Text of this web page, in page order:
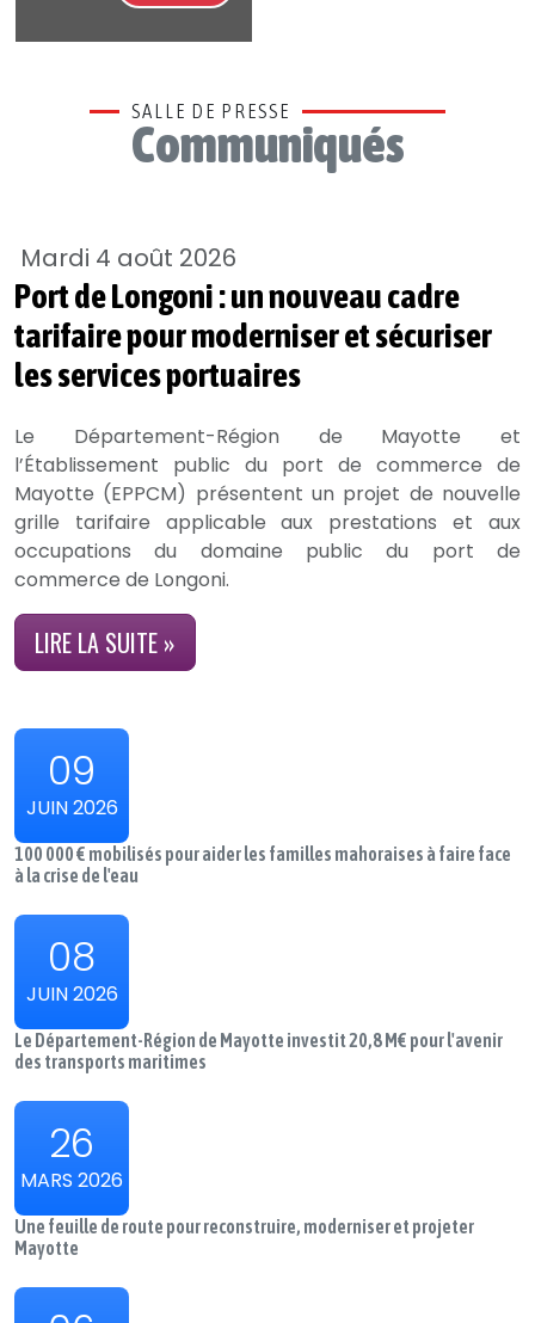
SALLE DE PRESSE
Communiqués
Mardi 4 août 2026
Port de Longoni : un nouveau cadre
tarifaire pour moderniser et sécuriser
les services portuaires
Le Département-Région de Mayotte et
l’Établissement public du port de commerce de
Mayotte (EPPCM) présentent un projet de nouvelle
grille tarifaire applicable aux prestations et aux
occupations du domaine public du port de
commerce de Longoni.
LIRE LA SUITE »
09
JUIN 2026
100 000 € mobilisés pour aider les familles mahoraises à faire face
à la crise de l'eau
08
JUIN 2026
Le Département-Région de Mayotte investit 20,8 M€ pour l'avenir
des transports maritimes
26
MARS 2026
Une feuille de route pour reconstruire, moderniser et projeter
Mayotte